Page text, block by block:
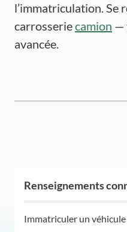
l’immatriculation. Se
carrosseriecamion —
avancée.
Renseignements
Immatriculer un véhicule